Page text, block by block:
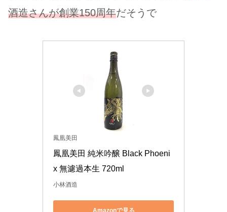
酒造さんが創業150周年だそうで
鳳凰美田
鳳凰美田 純米吟醸 Black Phoeni
x 無濾過本生 720ml
小林酒造
Amazonで見る